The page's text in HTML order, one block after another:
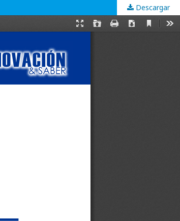
Descargar